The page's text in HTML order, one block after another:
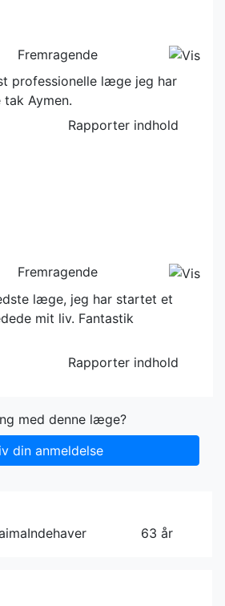
Fremragende
professionelle læge jeg har
Aymen.
Rapporter indhold
Fremragende
læge, jeg har startet et
mit liv. Fantastik
Rapporter indhold
med denne læge?
din anmeldelse
Indehaver 63 år